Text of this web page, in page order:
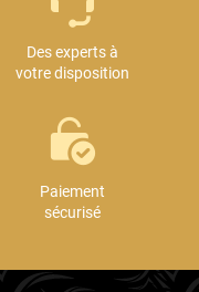
Des experts à
votre disposition
Paiement
sécurisé